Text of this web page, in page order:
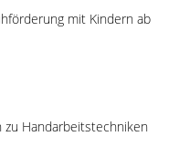
mit Kindern ab
zu Handarbeitstechniken